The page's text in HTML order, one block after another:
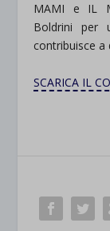
MAMI e IL
Boldrini per
contribuisce a
SCARICA IL